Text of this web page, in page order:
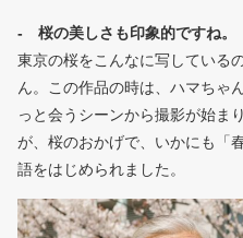
- 桜の美しさも印象的ですね。
東京の桜をこんなに写している
ん。この作品の時は、ハマちゃ
っと会うシーンから撮影が始ま
が、桜のおかげで、いかにも「
語をはじめられました。